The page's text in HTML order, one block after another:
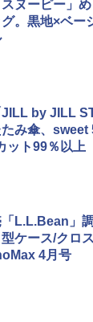
ヌーピー」
。黒地×ベー
by JILL
み傘、sweet
ット99％以上
L.L.Bean」
ケース/クロ
4月号